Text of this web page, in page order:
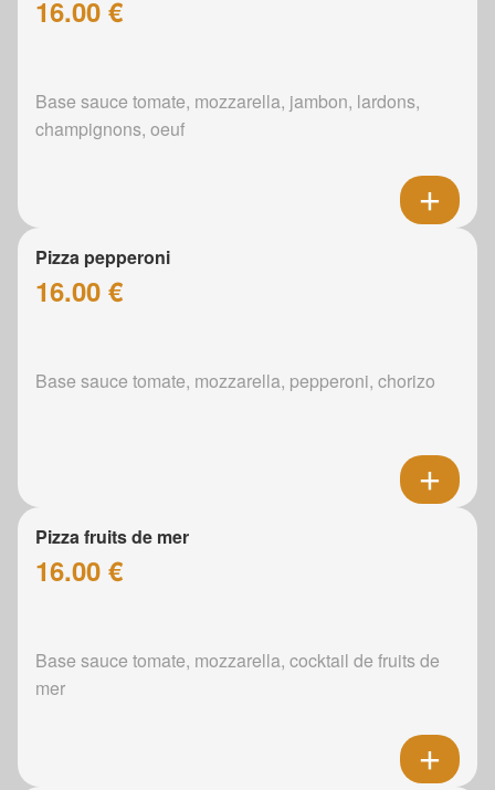
16.00 €
Base sauce tomate, mozzarella, jambon, lardons,
champignons, oeuf
Pizza pepperoni
16.00 €
Base sauce tomate, mozzarella, pepperoni, chorizo
Pizza fruits de mer
16.00 €
Base sauce tomate, mozzarella, cocktail de fruits de
mer